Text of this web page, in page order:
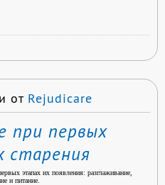
от Rejudicare
при первых
старения
этапах их появления: разглаживание,
и питание.